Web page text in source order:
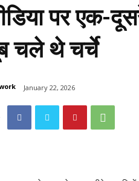
पर एक-
चले थे चर्चे
January 22, 2026